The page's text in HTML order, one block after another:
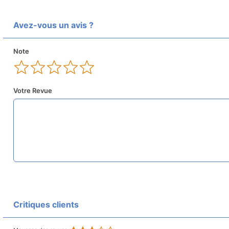
Avez-vous un avis ?
Note
Votre Revue
Critiques clients